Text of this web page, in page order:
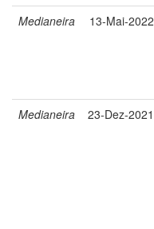
Medianeira 13-Mai-2022
Medianeira 23-Dez-2021